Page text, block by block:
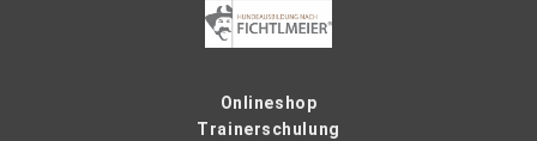
Onlineshop
Trainerschulung